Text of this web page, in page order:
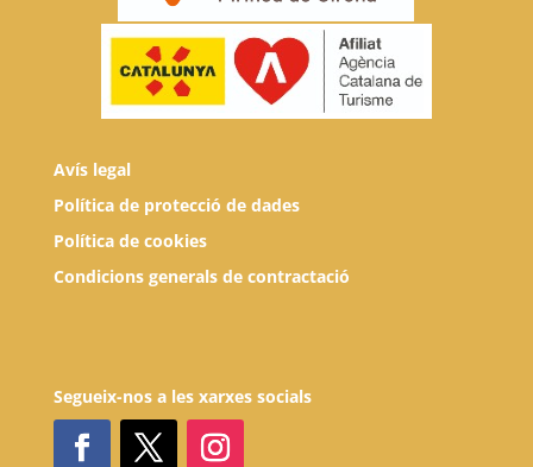
Avís legal
Política de protecció de dades
Política de cookies
Condicions generals de contractació
Segueix-nos a les xarxes socials